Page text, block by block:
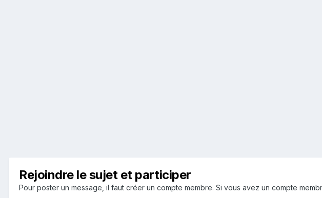
Rejoindre le sujet et participer
Pour poster un message, il faut créer un compte membre. Si vous avez un compte